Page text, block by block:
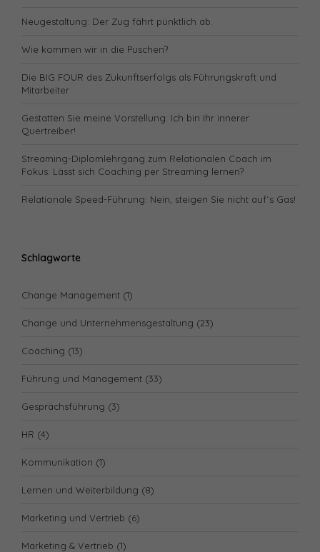
Neugestaltung: Der Zug fährt pünktlich ab.
Wie kommen wir in die Puschen?
Die BIG FOUR des Zukunftserfolgs als Führungskraft und
Mitarbeiter
Gestatten Sie meine Vorstellung: Ich bin Ihr innerer
Quertreiber!
Streaming-Diplomlehrgang zum Relationalen Coach im
Fokus: Lässt sich Coaching per Streaming lernen?
Relationale Speed-Führung: Nein, steigen Sie nicht auf´s Gas!
Schlagworte
Change Management (1)
Change und Unternehmensgestaltung (23)
Coaching (13)
Führung und Management (33)
Gesprächsführung (3)
HR (4)
Kommunikation (1)
Lernen und Weiterbildung (8)
Marketing und Vertrieb (6)
Marketing & Vertrieb (1)